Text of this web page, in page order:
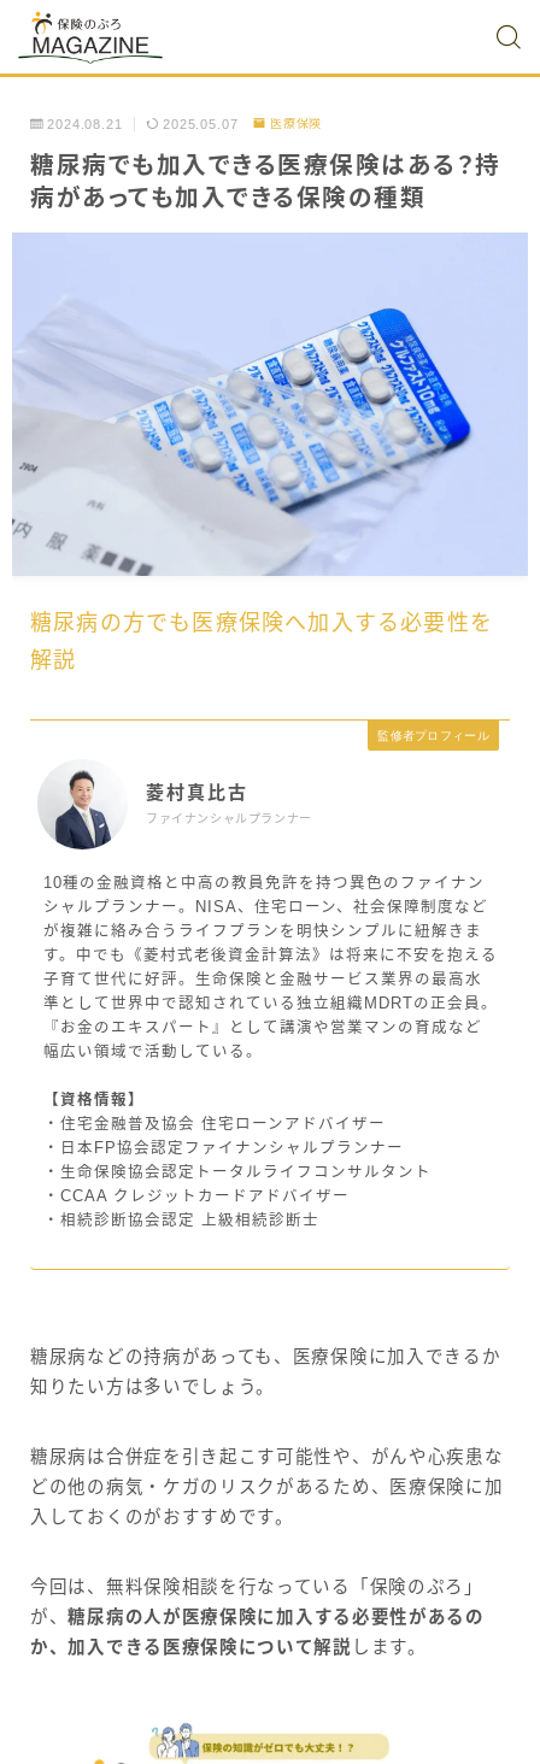
2024.08.21 2025.05.07 医療保険
糖尿病でも加入できる医療保険はある？持
病があっても加入できる保険の種類
糖尿病の方でも医療保険へ加入する必要性を
解説
監修者プロフィール
菱村真比古
ファイナンシャルプランナー
10種の金融資格と中高の教員免許を持つ異色のファイナン
シャルプランナー。NISA、住宅ローン、社会保障制度など
が複雑に絡み合うライフプランを明快シンプルに紐解きま
す。中でも《菱村式老後資金計算法》は将来に不安を抱える
子育て世代に好評。生命保険と金融サービス業界の最高水
準として世界中で認知されている独立組織MDRTの正会員。
『お金のエキスパート』として講演や営業マンの育成など
幅広い領域で活動している。
【資格情報】
・住宅金融普及協会 住宅ローンアドバイザー
・日本FP協会認定ファイナンシャルプランナー
・生命保険協会認定トータルライフコンサルタント
・CCAA クレジットカードアドバイザー
・相続診断協会認定 上級相続診断士
糖尿病などの持病があっても、医療保険に加入できるか
知りたい方は多いでしょう。
糖尿病は合併症を引き起こす可能性や、がんや心疾患な
どの他の病気・ケガのリスクがあるため、医療保険に加
入しておくのがおすすめです。
今回は、無料保険相談を行なっている「保険のぷろ」
が、糖尿病の人が医療保険に加入する必要性があるの
か、加入できる医療保険について解説 します。